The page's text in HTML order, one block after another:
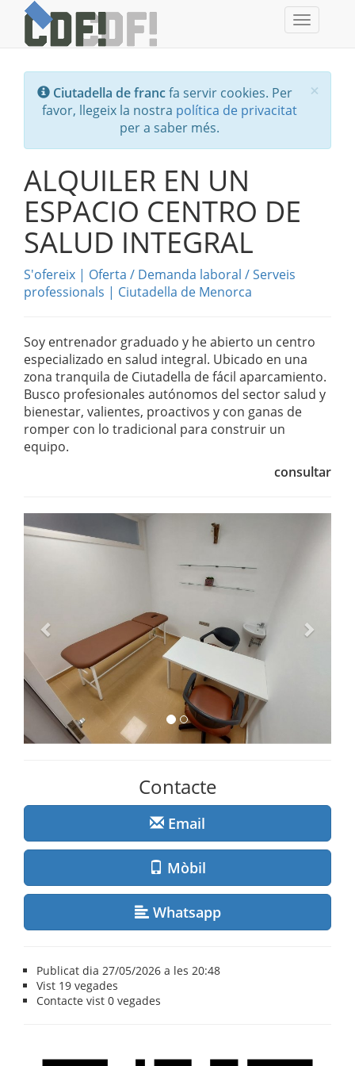
Toggle
×
Ciutadella de francfa servir cookies. Per
favor, llegeix la nostra política de privacitat
per a saber més.
ALQUILER EN UN
ESPACIO CENTRO DE
SALUD INTEGRAL
S'ofereix | Oferta / Demanda laboral /Serveis
professionals | Ciutadella de Menorca
Soy entrenador graduado y he abierto un centro
especializado en salud integral. Ubicado en una
zona tranquila de Ciutadella de fácil aparcamiento.
Busco profesionales autónomos del sector salud y
bienestar, valientes, proactivos y con ganas de
romper con lo tradicional para construir un
equipo.
consultar
Contacte
Email
Mòbil
Whatsapp
Publicat dia 27/05/2026 a les 20:48
Vist 19 vegades
Contacte vist0 vegades